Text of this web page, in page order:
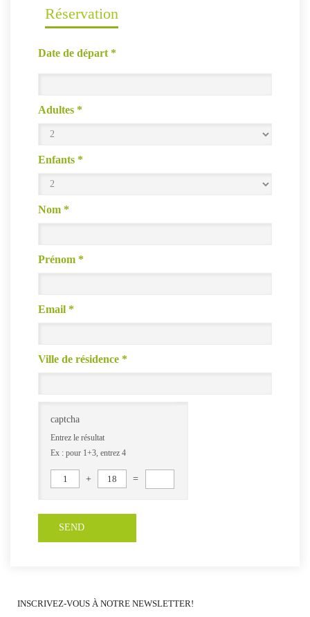
Réservation
Date de départ *
Adultes *
Enfants *
Nom *
Prénom *
Email *
Ville de résidence *
captcha
Entrez le résultat
Ex : pour 1+3, entrez 4
1 + 18 =
INSCRIVEZ-VOUS À NOTRE NEWSLETTER!